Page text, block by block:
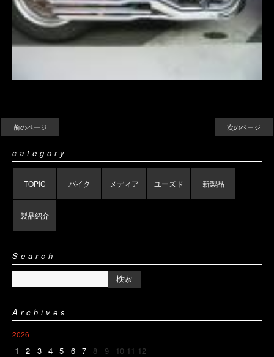
前のページ 次のページ
category
TOPIC バイク メディア ユーズド 新製品
製品紹介
Search
Archives
2026
1 2 3 4 5 6 7 8 9 10 11 12